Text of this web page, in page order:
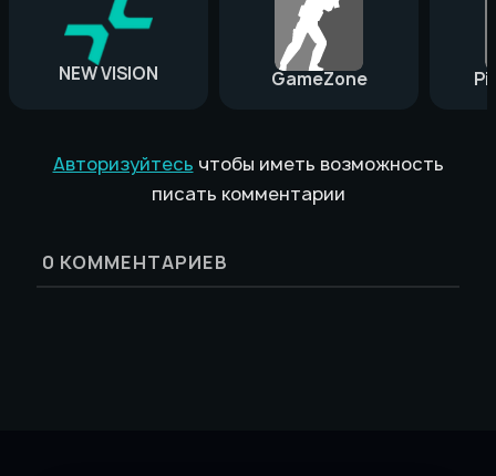
NEW VISION GameZone
Авторизуйтесь чтобы иметь возможность
писать комментарии
0 КОММЕНТАРИЕВ